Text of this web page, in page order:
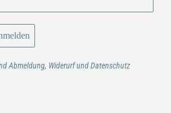
Abmeldung, Widerurf und Datenschutz